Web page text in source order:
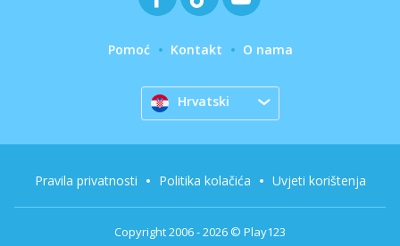
Pomoć Kontakt O nama
Hrvatski
Copyright 2006 - 2026 © Play123
Pravila privatnosti Politika kolačića Uvjeti korištenja